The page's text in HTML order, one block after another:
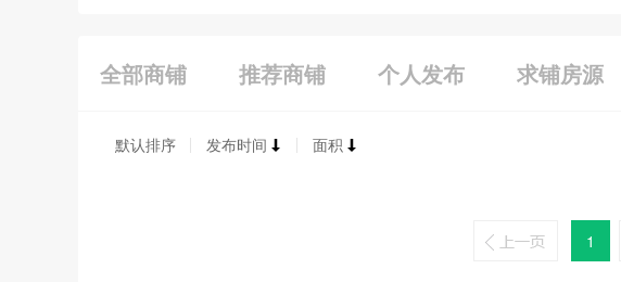
全部商铺 推荐商铺 个人发布 求铺房源
默认排序 发布时间 面积
1